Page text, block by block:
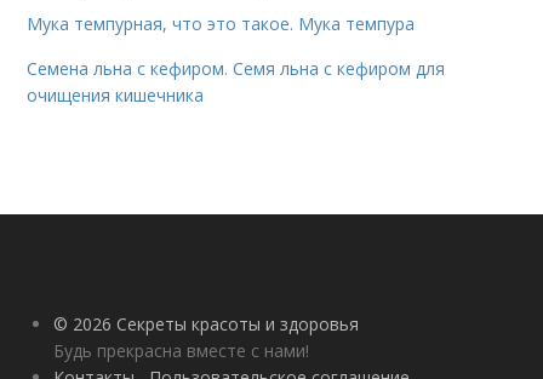
Мука темпурная, что это такое. Мука темпура
Семена льна с кефиром. Семя льна с кефиром для
очищения кишечника
© 2026 Секреты красоты и здоровья
Будь прекрасна вместе с нами!